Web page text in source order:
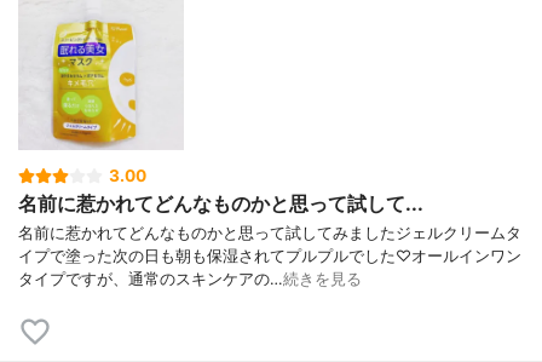
3.00
名前に惹かれてどんなものかと思って試して...
名前に惹かれてどんなものかと思って試してみましたジェルクリームタ
イプで塗った次の日も朝も保湿されてプルプルでした♡オールインワン
タイプですが、通常のスキンケアの…続きを見る